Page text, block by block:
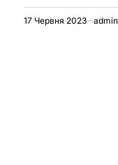
17 Червня 2023 admin